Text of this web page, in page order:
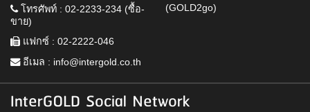
โทรศัพท์ : 02-2233-234 (ซื้อ-
ขาย)
แฟกซ์ : 02-2222-046
อีเมล : info@intergold.co.th
(GOLD2go)
InterGOLD Social Network